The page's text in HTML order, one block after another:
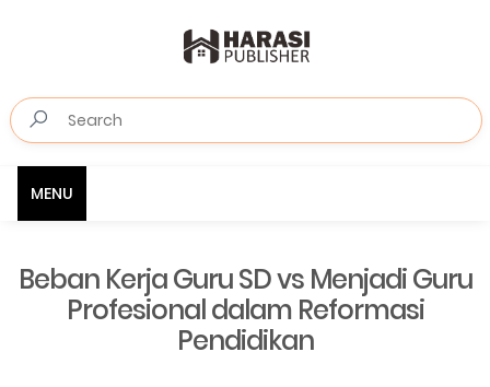
MENU
Beban Kerja Guru SD vs Menjadi Guru
Profesional dalam Reformasi
Pendidikan